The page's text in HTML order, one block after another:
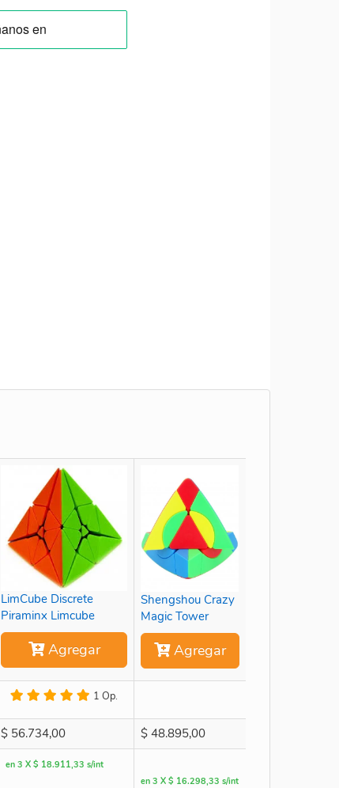
LimCube Discrete
Piraminx Limcube
Agregar
Shengshou Crazy
Magic Tower
Agregar
1 Op.
$ 56.734,00 $ 48.895,00
en 3 X $ 18.911,33 s/int
en 3 X $ 16.298,33 s/int